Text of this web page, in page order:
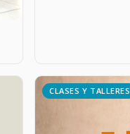
CLASES Y TALLERES